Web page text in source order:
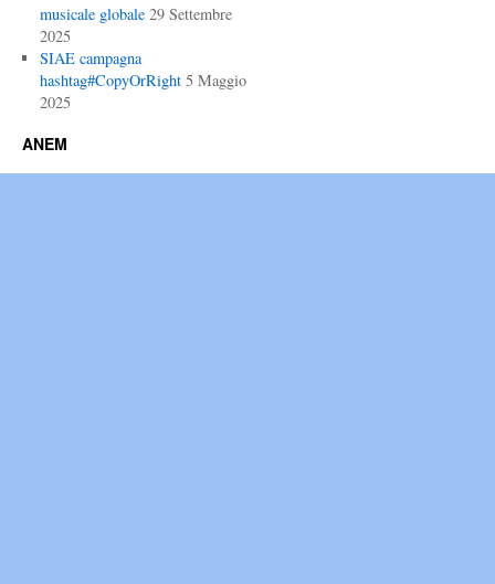
musicale globale 29 Settembre
2025
SIAE campagna
hashtag#CopyOrRight 5 Maggio
2025
ANEM